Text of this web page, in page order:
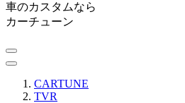
車のカスタムなら
カーチューン
CARTUNE
TVR